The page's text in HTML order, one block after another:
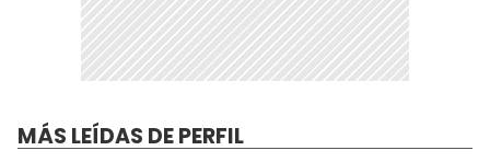
MÁS LEÍDAS DE PERFIL